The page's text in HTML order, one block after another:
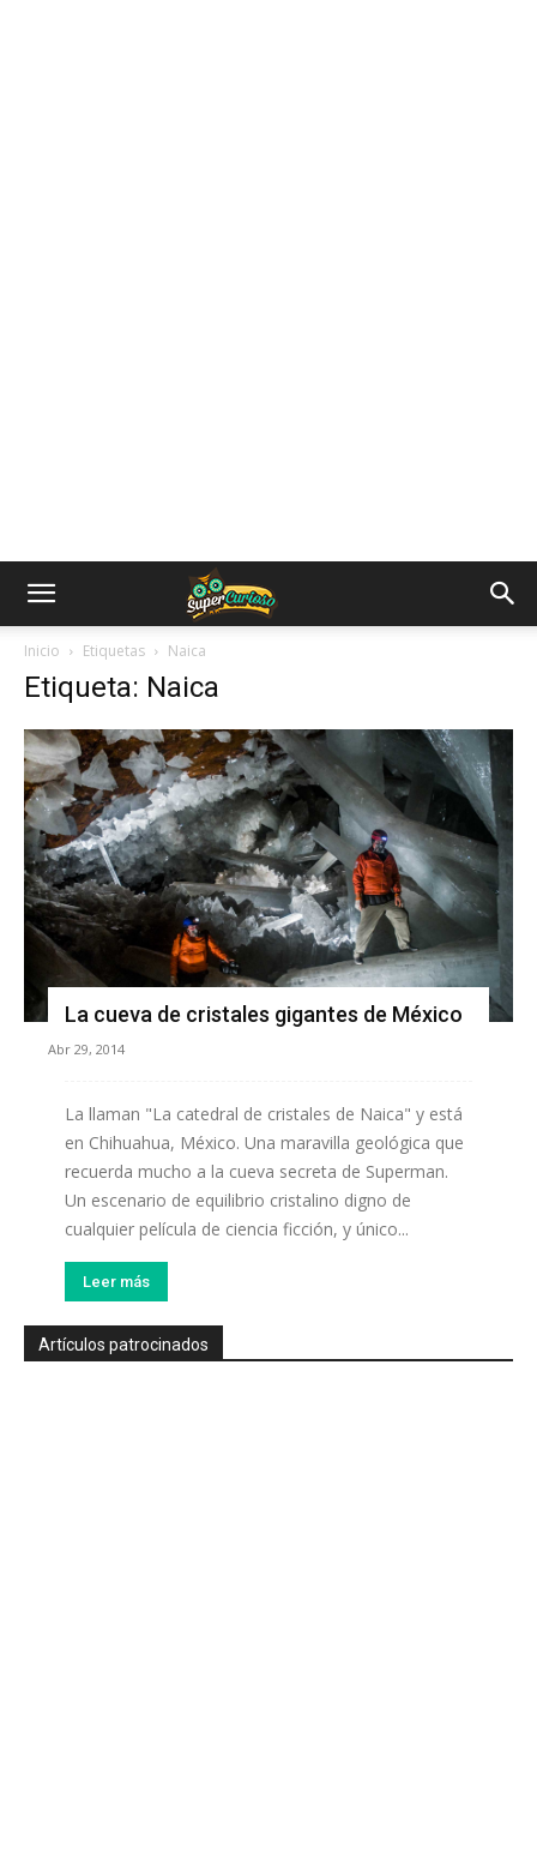
Inicio Etiquetas Naica
Etiqueta: Naica
La cueva de cristales gigantes de México
Abr 29, 2014
La llaman "La catedral de cristales de Naica" y está
en Chihuahua, México. Una maravilla geológica que
recuerda mucho a la cueva secreta de Superman.
Un escenario de equilibrio cristalino digno de
cualquier película de ciencia ficción, y único...
Leer más
Artículos patrocinados